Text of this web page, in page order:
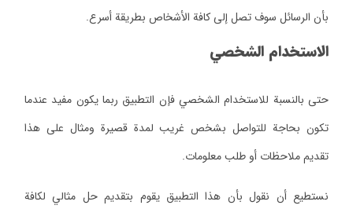
بأن الرسائل سوف تصل إلى كافة الأشخاص بطريقة أسرع.
الاستخدام الشخصي
حتى بالنسبة للاستخدام الشخصي فإن التطبيق ربما يكون مفيد عندما
تكون بحاجة للتواصل بشخص غريب لمدة قصيرة ومثال على هذا
تقديم ملاحظات أو طلب معلومات.
نستطيع أن نقول بأن هذا التطبيق يقوم بتقديم حل مثالي لكافة